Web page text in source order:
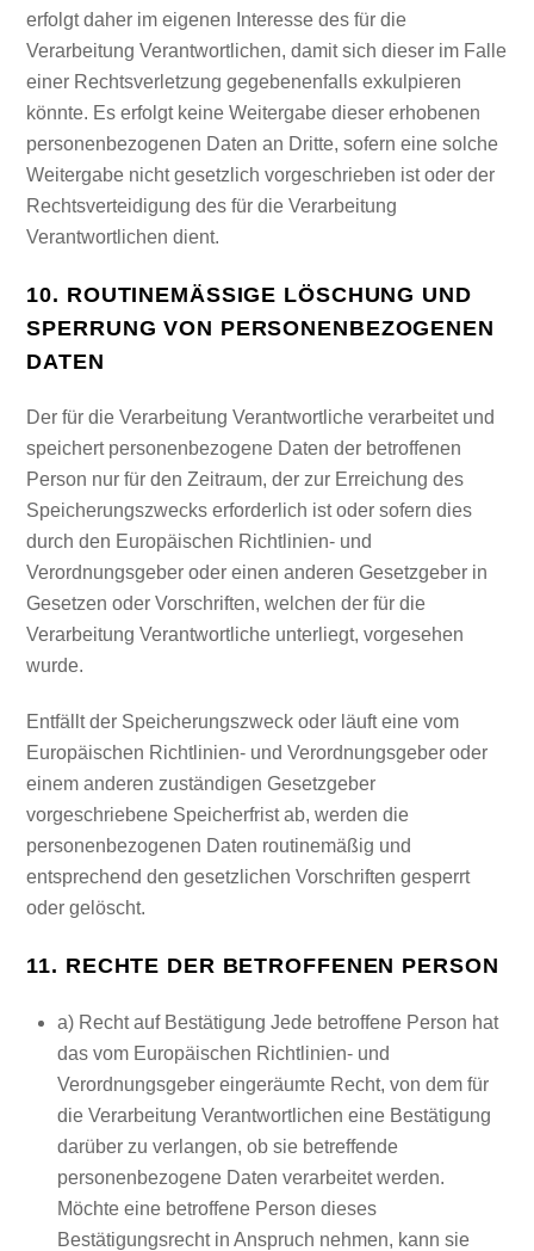
erfolgt daher im eigenen Interesse des für die
Verarbeitung Verantwortlichen, damit sich dieser im Falle
einer Rechtsverletzung gegebenenfalls exkulpieren
könnte. Es erfolgt keine Weitergabe dieser erhobenen
personenbezogenen Daten an Dritte, sofern eine solche
Weitergabe nicht gesetzlich vorgeschrieben ist oder der
Rechtsverteidigung des für die Verarbeitung
Verantwortlichen dient.
10. ROUTINEMÄSSIGE LÖSCHUNG UND S
PERRUNG VON PERSONENBEZOGENEN D
ATEN
Der für die Verarbeitung Verantwortliche verarbeitet und
speichert personenbezogene Daten der betroffenen
Person nur für den Zeitraum, der zur Erreichung des
Speicherungszwecks erforderlich ist oder sofern dies
durch den Europäischen Richtlinien- und
Verordnungsgeber oder einen anderen Gesetzgeber in
Gesetzen oder Vorschriften, welchen der für die
Verarbeitung Verantwortliche unterliegt, vorgesehen
wurde.
Entfällt der Speicherungszweck oder läuft eine vom
Europäischen Richtlinien- und Verordnungsgeber oder
einem anderen zuständigen Gesetzgeber
vorgeschriebene Speicherfrist ab, werden die
personenbezogenen Daten routinemäßig und
entsprechend den gesetzlichen Vorschriften gesperrt
oder gelöscht.
11. RECHTE DER BETROFFENEN PERSON
a) Recht auf Bestätigung Jede betroffene Person hat
das vom Europäischen Richtlinien- und
Verordnungsgeber eingeräumte Recht, von dem für
die Verarbeitung Verantwortlichen eine Bestätigung
darüber zu verlangen, ob sie betreffende
personenbezogene Daten verarbeitet werden.
Möchte eine betroffene Person dieses
Bestätigungsrecht in Anspruch nehmen, kann sie